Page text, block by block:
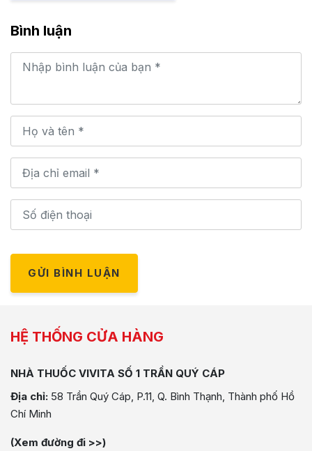
Bình luận
GỬI BÌNH LUẬN
HỆ THỐNG CỬA HÀNG
NHÀ THUỐC VIVITA SỐ 1 TRẦN QUÝ CÁP
Địa chỉ: 58 Trần Quý Cáp, P.11, Q. Bình Thạnh, Thành phố Hồ
Chí Minh
(Xem đường đi >>)